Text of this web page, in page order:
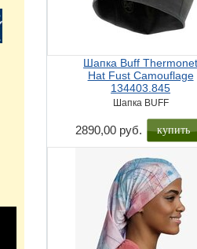
Шапка Buff
Hat Fust Camouflage
134403.845
Шапка BUFF
2890,00 руб.